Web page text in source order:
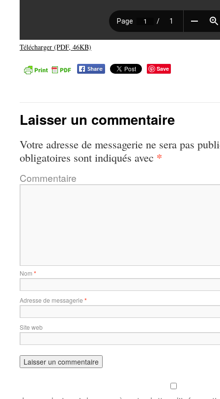
Télécharger (PDF, 46KB)
Save
Laisser un commentaire
Votre adresse de messagerie ne sera pas
obligatoires sont indiqués avec *
Commentaire
Nom *
Adresse de messagerie *
Site web